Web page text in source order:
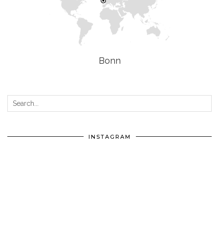
Bonn
INSTAGRAM